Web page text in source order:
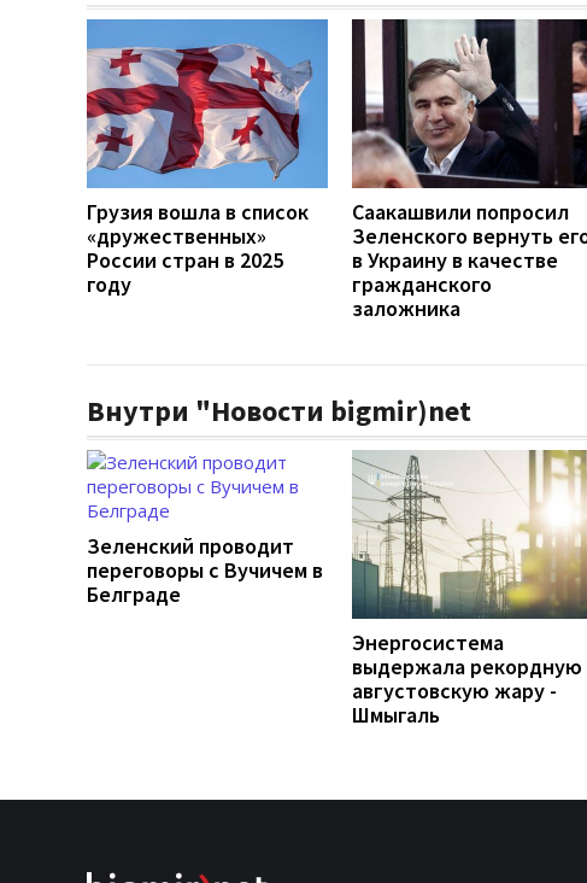
Грузия вошла в список
«дружественных»
России стран в 2025
году
Саакашвили попросил
Зеленского вернуть
в Украину в качестве
гражданского
заложника
Внутри "Новости bigmir)net
Зеленский проводит
переговоры с Вучичем в
Белграде
Энергосистема
выдержала рекордную
августовскую жару -
Шмыгаль